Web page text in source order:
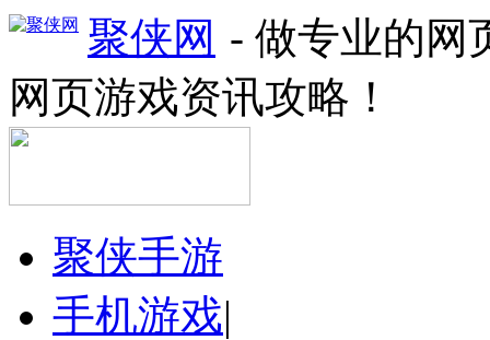
聚侠网 - 做专业的网
网页游戏资讯攻略！
聚侠手游
手机游戏|